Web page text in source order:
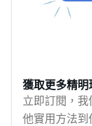
揀得更有把握。
獲取更多精明
立即訂閱，
他實用方法到